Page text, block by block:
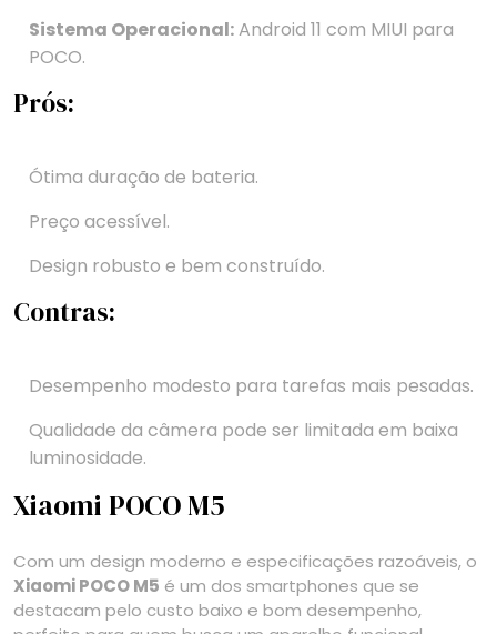
Sistema Operacional:Android 11 com MIUI para
POCO.
Prós:
Ótima duração de bateria.
Preço acessível.
Design robusto e bem construído.
Contras:
Desempenho modesto para tarefas mais pesadas.
Qualidade da câmera pode ser limitada em baixa
luminosidade.
Xiaomi POCO M5
Com um design moderno e especificações razoáveis, o
Xiaomi POCO M5 é um dos smartphones que se
destacam pelo custo baixo e bom desempenho,